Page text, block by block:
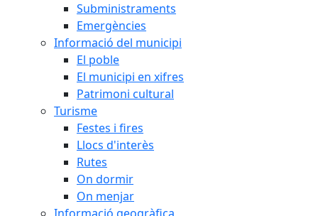
Subministraments
Emergències
Informació del municipi
El poble
El municipi en xifres
Patrimoni cultural
Turisme
Festes i fires
Llocs d'interès
Rutes
On dormir
On menjar